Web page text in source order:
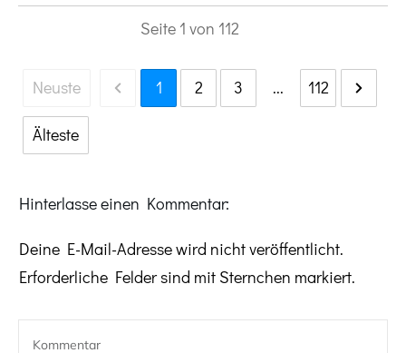
Seite 1 von 112
Neuste 1 2 3 ... 112
Älteste
Hinterlasse einen Kommentar:
Deine E-Mail-Adresse wird nicht veröffentlicht.
Erforderliche Felder sind mit Sternchen markiert.